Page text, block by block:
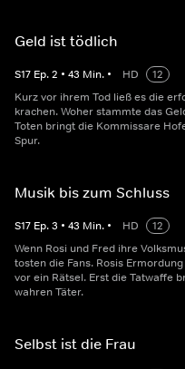
Geld ist tödlich
S17 Ep.2 • 43 Min. • HD
12
Kurz vor ihrem Tod ließ es die
krachen. Woher stammte das
Toten bringt die Kommissare
Spur.
Musik bis zum Schluss
S17 Ep.3 • 43 Min. • HD
12
Wenn Rosi und Fred ihre
tosten die Fans. Rosis
vor ein Rätsel. Erst die Tatwaffe
wahren Täter.
Selbst ist die Frau